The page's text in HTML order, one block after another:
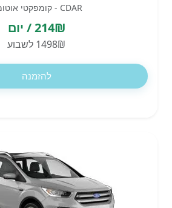
CDAR - קומפקטי אוטומט
214₪ / יום
1498₪ לשבוע
להזמנה